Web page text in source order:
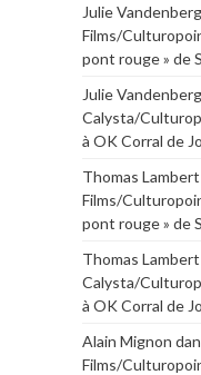
Julie
Films/
pont rouge » de
Julie
Calysta/
à OK Corral de
Thomas Lambert
Films/
pont rouge » de
Thomas Lambert
Calysta/
à OK Corral de
Alain Mignon
Films/